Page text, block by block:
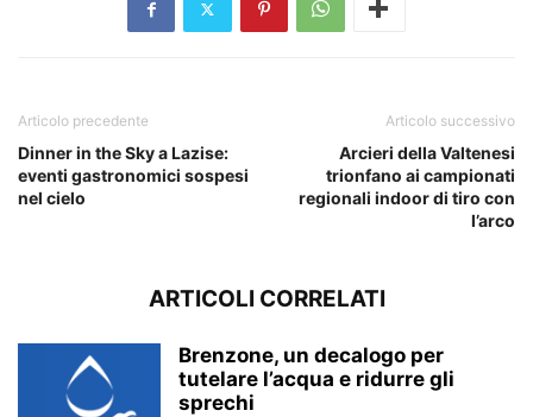
Articolo precedente
Dinner in the Sky a Lazise:
eventi gastronomici sospesi
nel cielo
Articolo successivo
Arcieri della Valtenesi
trionfano ai campionati
regionali indoor di tiro con
l’arco
ARTICOLI CORRELATI
Brenzone, un decalogo per
tutelare l’acqua e ridurre gli
sprechi